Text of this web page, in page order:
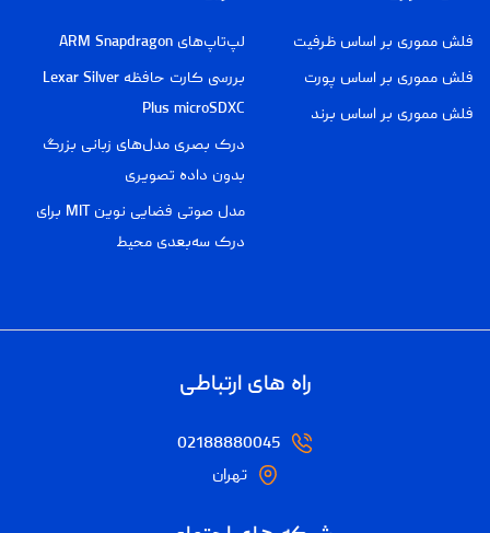
فلش مموری بر اساس ظرفیت
فلش مموری بر اساس پورت
فلش مموری بر اساس برند
لپ‌تاپ‌های ARM Snapdragon
بررسی کارت حافظه Lexar Silver
Plus microSDXC
درک بصری مدل‌های زبانی بزرگ
بدون داده تصویری
مدل صوتی فضایی نوین MIT برای
درک سه‌بعدی محیط
راه های ارتباطی
02188880045
تهران